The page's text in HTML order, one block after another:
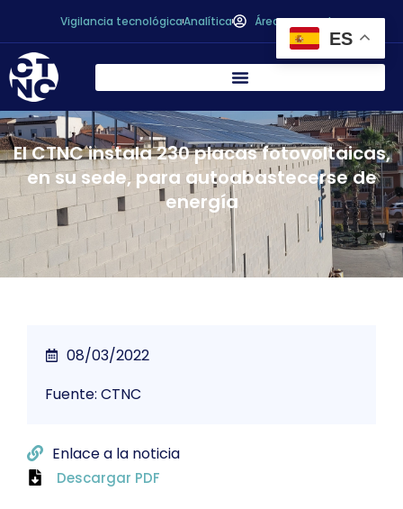
Vigilancia tecnológicaAnalítica Área personal
El CTNC instala 230 placas fotovoltaicas,
en su sede, para autoabastecerse de
energía
08/03/2022
Fuente: CTNC
Enlace a la noticia
Descargar PDF
ES